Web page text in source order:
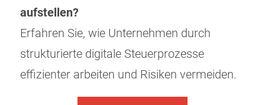
aufstellen?
Erfahren Sie, wie Unternehmen durch
strukturierte digitale Steuerprozesse
effizienter arbeiten und Risiken vermeiden.